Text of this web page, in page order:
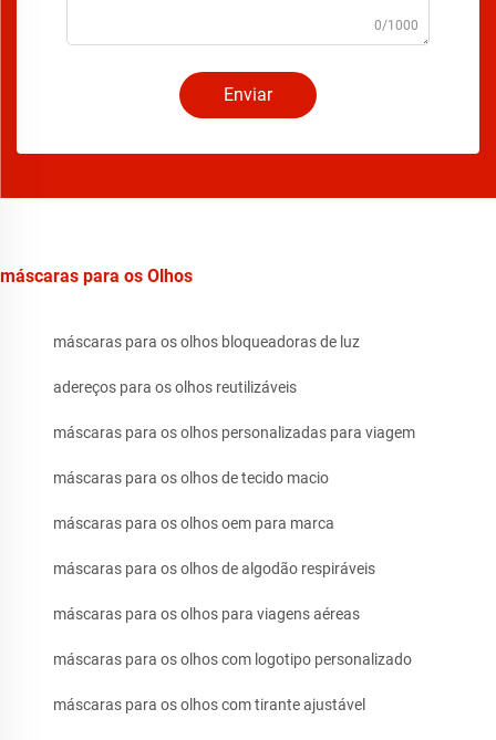
0/1000
Enviar
máscaras para os Olhos
máscaras para os olhos bloqueadoras de luz
adereços para os olhos reutilizáveis
máscaras para os olhos personalizadas para viagem
máscaras para os olhos de tecido macio
máscaras para os olhos oem para marca
máscaras para os olhos de algodão respiráveis
máscaras para os olhos para viagens aéreas
máscaras para os olhos com logotipo personalizado
máscaras para os olhos com tirante ajustável